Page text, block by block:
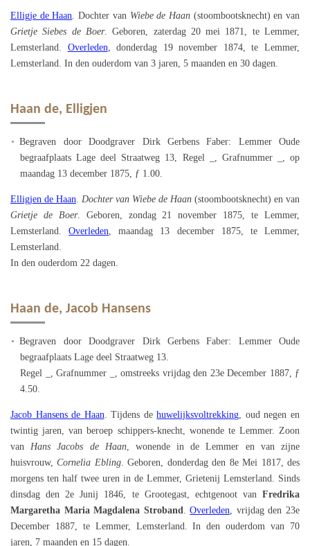
Elligje de Haan. Dochter van Wiebe de Haan(stoombootsknecht) en van
Grietje Siebes de Boer. Geboren, zaterdag 20 mei 1871, te Lemmer,
Lemsterland. Overleden, donderdag 19 november 1874, te Lemmer,
Lemsterland. In den ouderdom van 3 jaren, 5 maanden en 30 dagen.
Haan de, Elligjen
Begraven door Doodgraver Dirk Gerbens Faber: Lemmer Oude
begraafplaats Lage deel Straatweg 13, Regel _, Grafnummer _, op
maandag 13 december 1875, ƒ 1.00.
Elligjen de Haan. Dochter van Wiebe de Haan (stoombootsknecht) en van
Grietje de Boer. Geboren, zondag 21 november 1875, te Lemmer,
Lemsterland.Overleden, maandag 13 december 1875, te Lemmer,
Lemsterland.
In den ouderdom 22 dagen.
Haan de, Jacob Hansens
Begraven door Doodgraver Dirk Gerbens Faber: Lemmer Oude
begraafplaats Lage deel Straatweg 13.
Regel _, Grafnummer _, omstreeks vrijdag den 23e December 1887, ƒ
4.50.
Jacob Hansens de Haan. Tijdens dehuwelijksvoltrekking, oud negen en
twintig jaren, van beroep schippers-knecht, wonende te Lemmer. Zoon
vanHans Jacobs de Haan, wonende in de Lemmer en van zijne
huisvrouw,Cornelia Ebling. Geboren, donderdag den 8e Mei 1817, des
morgens ten half twee uren in de Lemmer, Grietenij Lemsterland. Sinds
dinsdag den 2e Junij 1846, te Grootegast, echtgenoot van Fredrika
Margaretha Maria Magdalena Stroband.Overleden, vrijdag den 23e
December 1887, te Lemmer, Lemsterland. In den ouderdom van 70
jaren, 7 maanden en 15 dagen.